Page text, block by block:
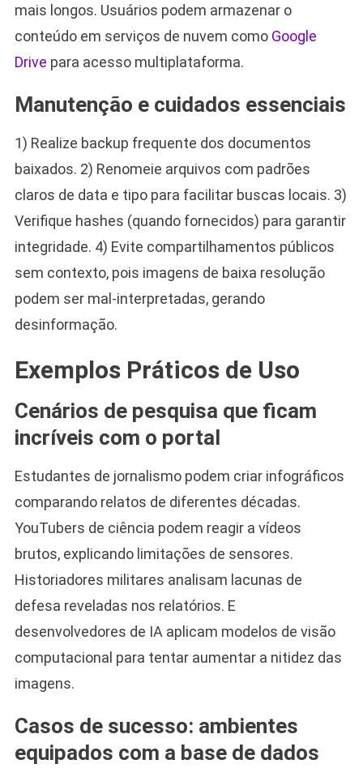
mais longos. Usuários podem armazenar o
conteúdo em serviços de nuvem como Google
Drive para acesso multiplataforma.
Manutenção e cuidados essenciais
1) Realize backup frequente dos documentos
baixados. 2) Renomeie arquivos com padrões
claros de data e tipo para facilitar buscas locais. 3)
Verifique hashes (quando fornecidos) para garantir
integridade. 4) Evite compartilhamentos públicos
sem contexto, pois imagens de baixa resolução
podem ser mal-interpretadas, gerando
desinformação.
Exemplos Práticos de Uso
Cenários de pesquisa que ficam
incríveis com o portal
Estudantes de jornalismo podem criar infográficos
comparando relatos de diferentes décadas.
YouTubers de ciência podem reagir a vídeos
brutos, explicando limitações de sensores.
Historiadores militares analisam lacunas de
defesa reveladas nos relatórios. E
desenvolvedores de IA aplicam modelos de visão
computacional para tentar aumentar a nitidez das
imagens.
Casos de sucesso: ambientes
equipados com a base de dados